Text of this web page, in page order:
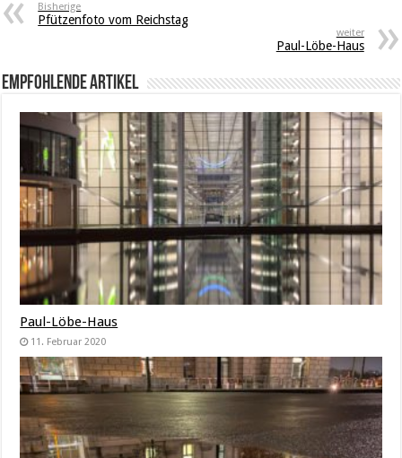
Bisherige
Pfützenfoto vom Reichstag
weiter
Paul-Löbe-Haus
Empfohlende Artikel
Paul-Löbe-Haus
11. Februar 2020